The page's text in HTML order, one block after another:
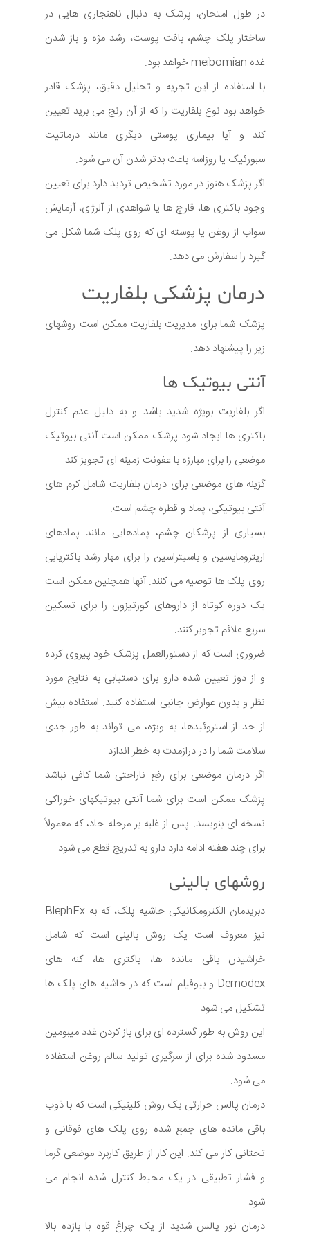
در طول امتحان، پزشک به دنبال ناهنجاری هایی در
ساختار پلک چشم، بافت پوست، رشد مژه و باز شدن
غده meibomian خواهد بود.
با استفاده از این تجزیه و تحلیل دقیق، پزشک قادر
خواهد بود نوع بلفاریت را که از آن رنج می برید تعیین
کند و آیا بیماری پوستی دیگری مانند درماتیت
سبورئیک یا روزاسه باعث بدتر شدن آن می شود.
اگر پزشک هنوز در مورد تشخیص تردید دارد برای تعیین
وجود باکتری ها، قارچ ها یا شواهدی از آلرژی، آزمایش
سواب از روغن یا پوسته ای که روی پلک شما شکل می
گیرد را سفارش می دهد.
درمان پزشکی بلفاریت
پزشک شما برای مدیریت بلفاریت ممکن است روشهای
زیر را پیشنهاد دهد.
آنتی بیوتیک ها
اگر بلفاریت بویژه شدید باشد و به دلیل عدم کنترل
باکتری ها ایجاد شود پزشک ممکن است آنتی بیوتیک
موضعی را برای مبارزه با عفونت زمینه ای تجویز کند.
گزینه های موضعی برای درمان بلفاریت شامل کرم های
آنتی بیوتیکی، پماد و قطره چشم است.
بسیاری از پزشکان چشم، پمادهایی مانند پمادهای
اریترومایسین و باسیتراسین را برای مهار رشد باکتریایی
روی پلک ها توصیه می کنند. آنها همچنین ممکن است
یک دوره کوتاه از داروهای کورتیزون را برای تسکین
سریع علائم تجویز کنند.
ضروری است که از دستورالعمل پزشک خود پیروی کرده
و از دوز تعیین شده دارو برای دستیابی به نتایج مورد
نظر و بدون عوارض جانبی استفاده کنید. استفاده بیش
از حد از استروئیدها، به ویژه، می تواند به طور جدی
سلامت شما را در درازمدت به خطر اندازد.
اگر درمان موضعی برای رفع ناراحتی شما کافی نباشد
پزشک ممکن است برای شما آنتی بیوتیکهای خوراکی
نسخه ای بنویسد. پس از غلبه بر مرحله حاد، که معمولاً
برای چند هفته ادامه دارد دارو به تدریج قطع می شود.
روشهای بالینی
دبریدمان الکترومکانیکی حاشیه پلک، که به BlephEx
نیز معروف است یک روش بالینی است که شامل
خراشیدن باقی مانده ها، باکتری ها، کنه های
Demodex و بیوفیلم است که در حاشیه های پلک ها
تشکیل می شود.
این روش به طور گسترده ای برای باز کردن غدد میبومین
مسدود شده برای از سرگیری تولید سالم روغن استفاده
می شود.
درمان پالس حرارتی یک روش کلینیکی است که با ذوب
باقی مانده های جمع شده روی پلک های فوقانی و
تحتانی کار می کند. این کار از طریق کاربرد موضعی گرما
و فشار تطبیقی در یک محیط کنترل شده انجام می
شود.
درمان نور پالس شدید از یک چراغ قوه با بازده بالا